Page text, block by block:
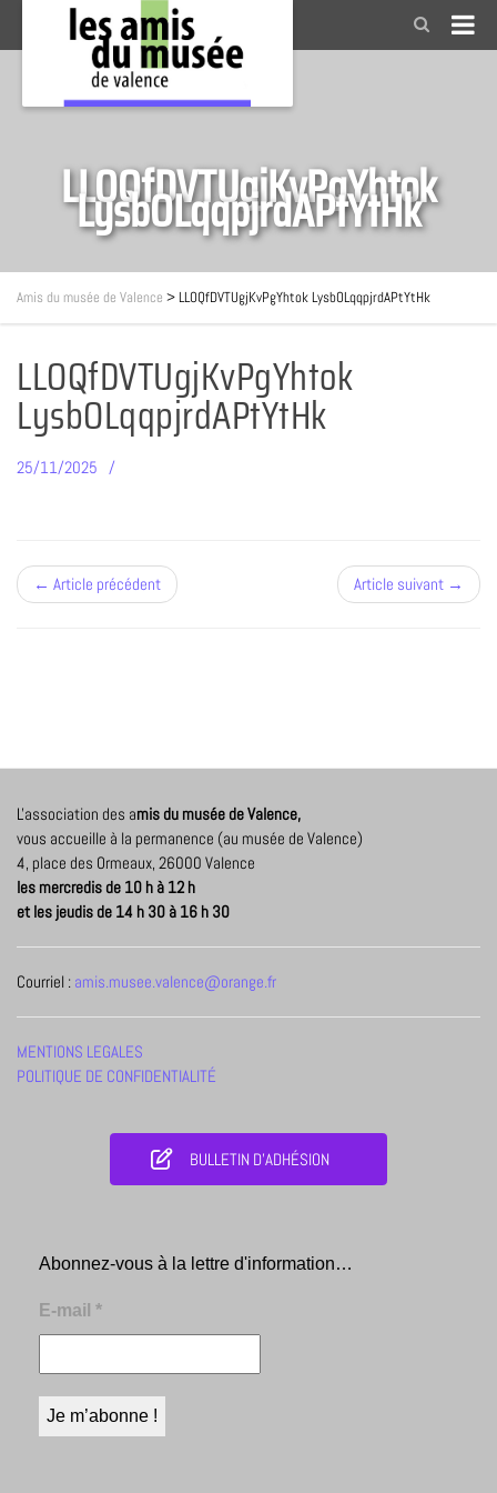
LLOQfDVTUgjKvPgYhtok
LysbOLqqpjrdAPtYtHk
Amis du musée de Valence >LLOQfDVTUgjKvPgYhtok LysbOLqqpjrdAPtYtHk
LLOQfDVTUgjKvPgYhtok
LysbOLqqpjrdAPtYtHk
25/11/2025
← Article précédent Article suivant →
L'association des amis du musée de Valence,
vous accueille à la permanence (au musée de Valence)
4, place des Ormeaux, 26000 Valence
les mercredis de 10 h à 12 h
et les jeudis de 14 h 30 à 16 h 30
Courriel : amis.musee.valence@orange.fr
MENTIONS LEGALES
POLITIQUE DE CONFIDENTIALITÉ
BULLETIN D'ADHÉSION
Abonnez-vous à la lettre d'information…
E-mail *